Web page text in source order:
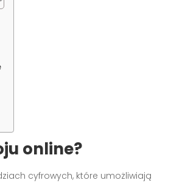
online?
cyfrowych, które umożliwiają